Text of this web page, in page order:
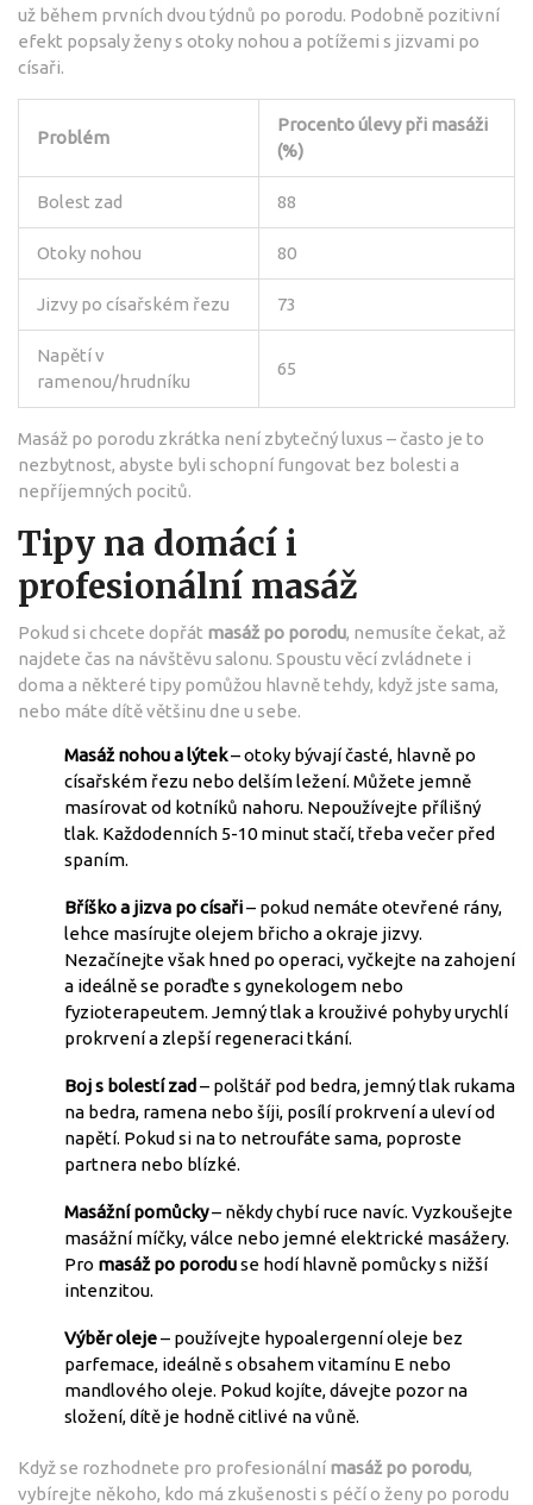
už během prvních dvou týdnů po porodu. Podobně pozitivní
efekt popsaly ženy s otoky nohou a potížemi s jizvami po
císaři.
Problém
Procento úlevy při masáži
(%)
Bolest zad 88
Otoky nohou 80
Jizvy po císařském řezu 73
Napětí v
ramenou/hrudníku
65
Masáž po porodu zkrátka není zbytečný luxus – často je to
nezbytnost, abyste byli schopní fungovat bez bolesti a
nepříjemných pocitů.
Tipy na domácí i
profesionální masáž
Pokud si chcete dopřát masáž po porodu, nemusíte čekat, až
najdete čas na návštěvu salonu. Spoustu věcí zvládnete i
doma a některé tipy pomůžou hlavně tehdy, když jste sama,
nebo máte dítě většinu dne u sebe.
Masáž nohou a lýtek– otoky bývají časté, hlavně po
císařském řezu nebo delším ležení. Můžete jemně
masírovat od kotníků nahoru. Nepoužívejte přílišný
tlak. Každodenních 5-10 minut stačí, třeba večer před
spaním.
Bříško a jizva po císaři– pokud nemáte otevřené rány,
lehce masírujte olejem břicho a okraje jizvy.
Nezačínejte však hned po operaci, vyčkejte na zahojení
a ideálně se poraďte s gynekologem nebo
fyzioterapeutem. Jemný tlak a krouživé pohyby urychlí
prokrvení a zlepší regeneraci tkání.
Boj s bolestí zad – polštář pod bedra, jemný tlak rukama
na bedra, ramena nebo šíji, posílí prokrvení a uleví od
napětí. Pokud si na to netroufáte sama, poproste
partnera nebo blízké.
Masážní pomůcky– někdy chybí ruce navíc. Vyzkoušejte
masážní míčky, válce nebo jemné elektrické masážery.
Pro masáž po poroduse hodí hlavně pomůcky s nižší
intenzitou.
Výběr oleje– používejte hypoalergenní oleje bez
parfemace, ideálně s obsahem vitamínu E nebo
mandlového oleje. Pokud kojíte, dávejte pozor na
složení, dítě je hodně citlivé na vůně.
Když se rozhodnete pro profesionální masáž po porodu,
vybírejte někoho, kdo má zkušenosti s péčí o ženy po porodu